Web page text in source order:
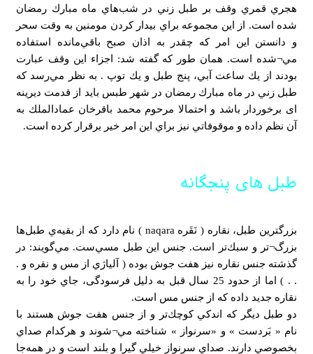
هجري قمري وقف بر طبل زني در شب‌هاي ماه مبارك رمضان
شده است. از اين مجموعه براي بيدار كردن مومنين به وقت سحر
و دانستن اين امر كه چقدر به اذان صبح باقي‌مانده استفاده
مي¬شده است. همان طور كه گفته شد: اجزاء اين وقف عبارت
بودند از يك ساعت آبي، پنج طبل و يك توپ . به نظر مي‌رسد كه
طبل زني در ماه مبارك رمضان در شهر طبس بايد از قدمت دیرینه
ای برخوردار باشد و احتمالا مرحوم محمد باقرخان عمادالملك به
آن نظم داده و موقوفاتي نيز براي اين امر خير برقرار كرده است.
طبل های پنجگانه
بزرگترين طبل، نقاره ( نَقَره naqara ) نام دارد كه از بقيه‌ي طبل‌ها
بزرگ¬تر و سبك‌تر است. جنس اين طبل مسي‌ست. مي‌گويند: در
گذشته جنس نقاره نيز هفت جوش بوده ( آلياژي از مس و نقره و .
. . ) اما از حدود 25 سال قبل به دلیل فرسودگی، جاي خود را به
نقاره جديد داده كه از جنس مس است.
دو طبل ديگر كه اندكي كوچك‌تر و از جنس هفت جوش هستند با
نام « بَردست » و «سرنواز » شناخته مي¬شوند و هركدام صداي
بخصوصي دارند. صداي سرنواز خيلي گيرا و بلند است و در همه‌جا